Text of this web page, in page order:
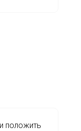
положить